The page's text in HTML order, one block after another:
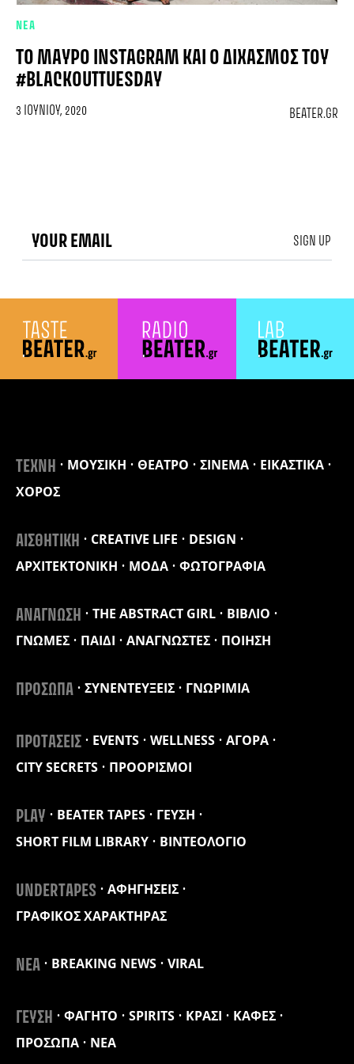
ΝΕΑ
ΤΟ ΜΑΎΡΟ INSTAGRAM ΚΑΙ Ο ΔΙΧΑΣΜΌΣ ΤΟΥ
#BLACKOUTTUESDAY
3 ΙΟΥΝΊΟΥ, 2020 BEATER.GR
ΤΕΧΝΗ ΜΟΥΣΙΚΗ ΘΕΑΤΡΟ ΣΙΝΕΜΑ
ΕΙΚΑΣΤΙΚΑ
ΧΟΡΟΣ
ΑΙΣΘΗΤΙΚΗ CREATIVE LIFE
DESIGN
ΑΡΧΙΤΕΚΤΟΝΙΚΗ
ΜΟΔΑ ΦΩΤΟΓΡΑΦΙΑ
ΑΝΑΓΝΩΣΗ THE ABSTRACT GIRL
ΒΙΒΛΙΟ
ΓΝΩΜΕΣ
ΠΑΙΔΙ ΑΝΑΓΝΩΣΤΕΣ ΠΟΙΗΣΗ
ΠΡΟΣΩΠΑ ΣΥΝΕΝΤΕΥΞΕΙΣ ΓΝΩΡΙΜΙΑ
ΠΡΟΤΑΣΕΙΣ EVENTS WELLNESS
ΑΓΟΡΑ
CITY SECRETS
ΠΡΟΟΡΙΣΜΟΙ
PLAY BEATER TAPES
ΓΕΥΣΗ
SHORT FILM LIBRARY
ΒΙΝΤΕΟΛΟΓΙΟ
UNDERTAPES
ΑΦΗΓΗΣΕΙΣ
ΓΡΑΦΙΚΟΣ ΧΑΡΑΚΤΗΡΑΣ
ΝΕΑ BREAKING NEWS VIRAL
ΓΕΥΣΗ ΦΑΓΗΤΟ SPIRITS ΚΡΑΣΙ
ΚΑΦΕΣ
ΠΡΟΣΩΠΑ
ΝΕΑ
SIGN UP